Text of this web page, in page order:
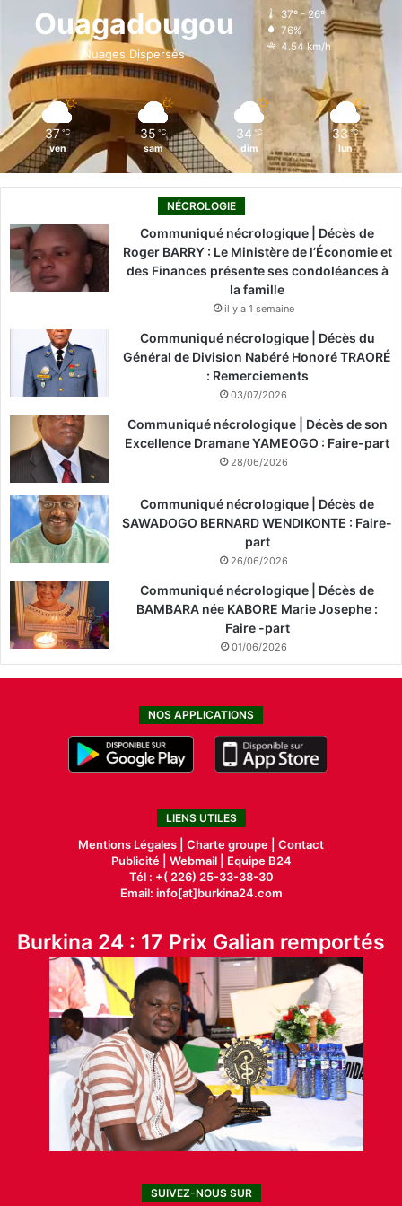
o
k
i
n
g
r
k
Ouagadougou
Nuages Dispersés
37º - 26º
76%
4.54 km/h
37 ℃
ven
35 ℃
sam
34 ℃
dim
33 ℃
lun
NÉCROLOGIE
Communiqué nécrologique | Décès de
Roger BARRY : Le Ministère de l’Économie et
des Finances présente ses condoléances à
la famille
il y a 1 semaine
Communiqué nécrologique | Décès du
Général de Division Nabéré Honoré TRAORÉ
: Remerciements
03/07/2026
Communiqué nécrologique | Décès de son
Excellence Dramane YAMEOGO : Faire-part
28/06/2026
Communiqué nécrologique | Décès de
SAWADOGO BERNARD WENDIKONTE : Faire-
part
26/06/2026
Communiqué nécrologique | Décès de
BAMBARA née KABORE Marie Josephe :
Faire -part
01/06/2026
NOS APPLICATIONS
LIENS UTILES
Mentions Légales | Charte groupe | Contact
Publicité| Webmail |
Equipe B24
Tél : +( 226) 25-33-38-30
Email: info[at]burkina24.com
Burkina 24 : 17 Prix Galian remportés
SUIVEZ-NOUS SUR